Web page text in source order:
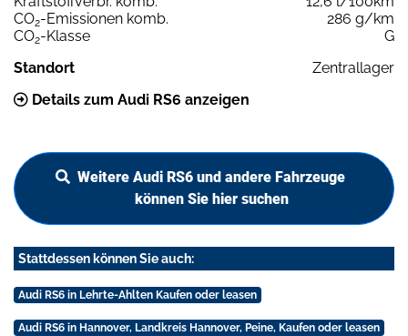
CO2-Emissionen komb.
286 g/km
CO2-Klasse
G
Standort
Zentrallager
Details zum Audi RS6 anzeigen
Weitere Audi RS6 und andere Fahrzeuge
können Sie hier suchen
Stattdessen können Sie auch:
Audi RS6 in Lehrte-Ahlten Kaufen oder leasen
Audi RS6 in Hannover, Landkreis Hannover, Peine, Kaufen oder leasen